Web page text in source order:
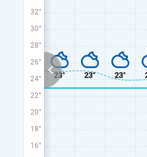
32°
30°
28°
26°
24°
22°
20°
18°
16°